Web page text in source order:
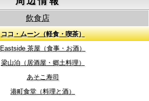
飲食店
ココ・ムーン（軽食・喫茶）
Eastside 茶屋（食事・お酒）
梁山泊（居酒屋・郷土料理）
あそこ寿司
港町食堂（料理と酒）